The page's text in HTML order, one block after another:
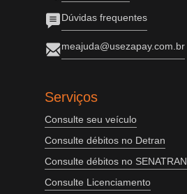
Dúvidas frequentes
meajuda@usezapay.com.br
Serviços
Consulte seu veículo
Consulte débitos no Detran
Consulte débitos no SENATRAN
Consulte Licenciamento